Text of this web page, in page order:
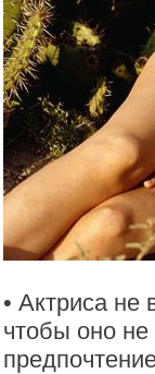
• Актриса не
чтобы оно